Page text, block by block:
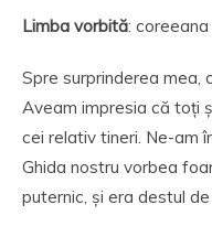
Limba vorbită: coreeana
Spre surprinderea mea,
Aveam impresia că toți
cei relativ tineri. Ne-am
Ghida nostru vorbea
puternic, și era destul